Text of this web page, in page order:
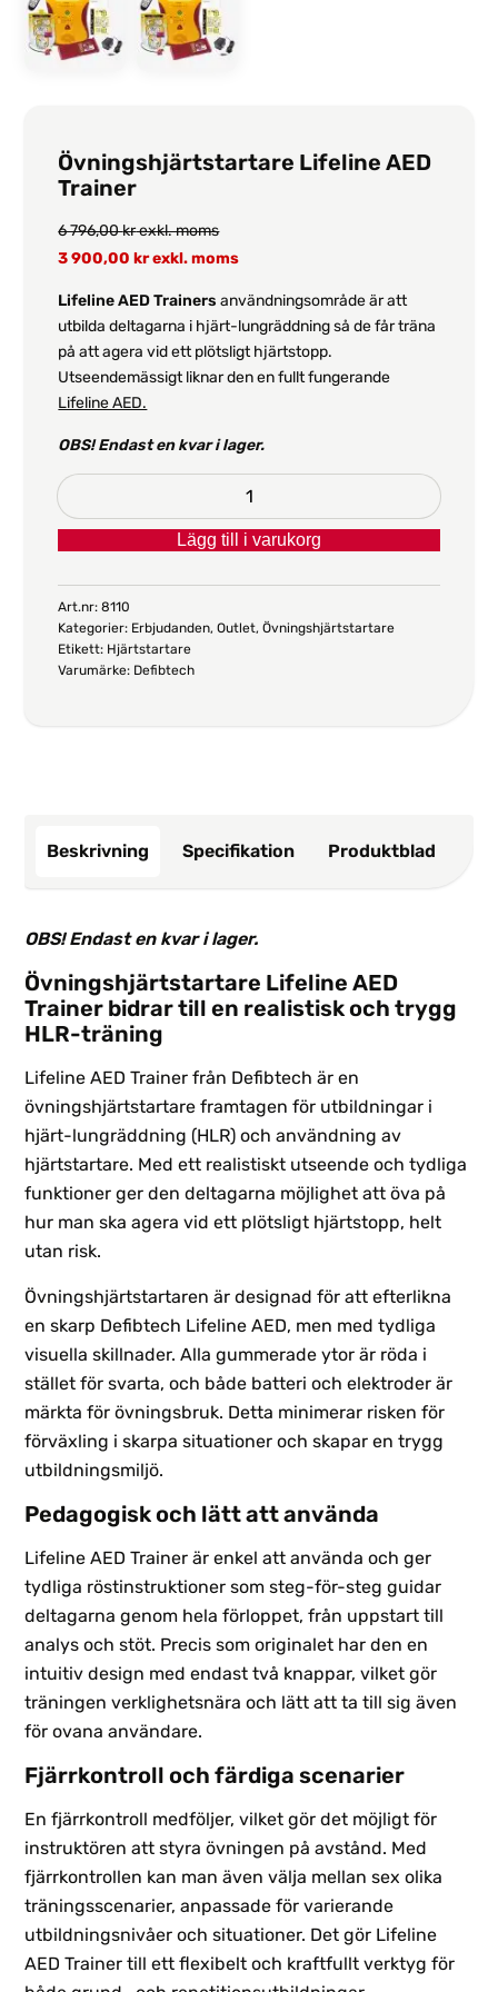
Övningshjärtstartare Lifeline AED
Trainer
6 796,00krexkl. moms
3 900,00krexkl. moms
Lifeline AED Trainers användningsområde är att
utbilda deltagarna i hjärt-lungräddning så de får träna
på att agera vid ett plötsligt hjärtstopp.
Utseendemässigt liknar den en fullt fungerande
Lifeline AED.
OBS! Endast en kvar i lager.
Övningshjärtstartare
Lifeline
mängd
Lägg till i varukorg
Art.nr:8110
Kategorier: Erbjudanden,Outlet,Övningshjärtstartare
Etikett: Hjärtstartare
Varumärke: Defibtech
Beskrivning Specifikation Produktblad
OBS! Endast en kvar i lager.
Övningshjärtstartare Lifeline AED
Trainer bidrar till en realistisk och trygg
HLR-träning
Lifeline AED Trainer från Defibtech är en
övningshjärtstartare framtagen för utbildningar i
hjärt-lungräddning (HLR) och användning av
hjärtstartare. Med ett realistiskt utseende och tydliga
funktioner ger den deltagarna möjlighet att öva på
hur man ska agera vid ett plötsligt hjärtstopp, helt
utan risk.
Övningshjärtstartaren är designad för att efterlikna
en skarp Defibtech Lifeline AED, men med tydliga
visuella skillnader. Alla gummerade ytor är röda i
stället för svarta, och både batteri och elektroder är
märkta för övningsbruk. Detta minimerar risken för
förväxling i skarpa situationer och skapar en trygg
utbildningsmiljö.
Pedagogisk och lätt att använda
Lifeline AED Trainer är enkel att använda och ger
tydliga röstinstruktioner som steg-för-steg guidar
deltagarna genom hela förloppet, från uppstart till
analys och stöt. Precis som originalet har den en
intuitiv design med endast två knappar, vilket gör
träningen verklighetsnära och lätt att ta till sig även
för ovana användare.
Fjärrkontroll och färdiga scenarier
En fjärrkontroll medföljer, vilket gör det möjligt för
instruktören att styra övningen på avstånd. Med
fjärrkontrollen kan man även välja mellan sex olika
träningsscenarier, anpassade för varierande
utbildningsnivåer och situationer. Det gör Lifeline
AED Trainer till ett flexibelt och kraftfullt verktyg för